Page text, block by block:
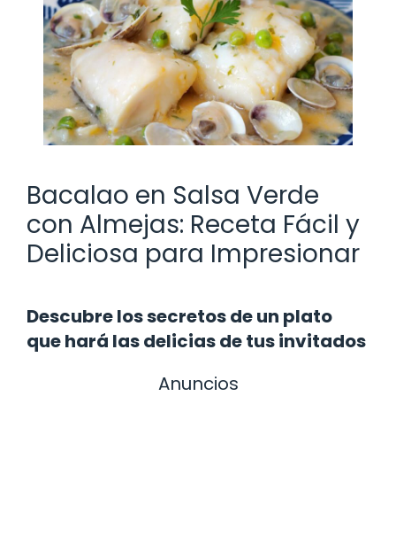
Bacalao en Salsa Verde
con Almejas: Receta Fácil y
Deliciosa para Impresionar
Descubre los secretos de un plato
que hará las delicias de tus invitados
Anuncios